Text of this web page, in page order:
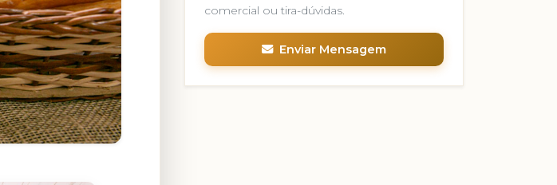
comercial ou tira-dúvidas.
Enviar Mensagem